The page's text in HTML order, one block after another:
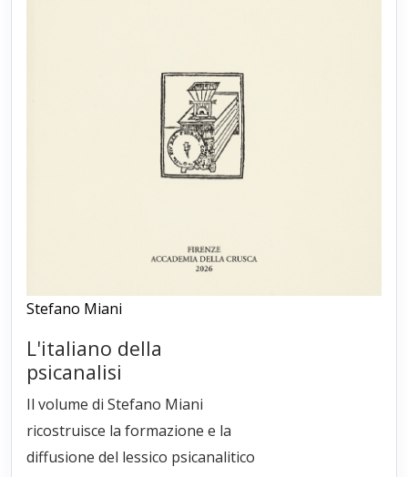
Stefano Miani
L'italiano della
psicanalisi
Il volume di Stefano Miani
ricostruisce la formazione e la
diffusione del lessico psicanalitico